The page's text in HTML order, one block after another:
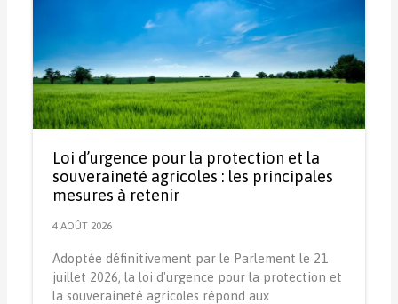
Loi d’urgence pour la protection et la
souveraineté agricoles : les principales
mesures à retenir
4 AOÛT 2026
Adoptée définitivement par le Parlement le 21
juillet 2026, la loi d'urgence pour la protection et
la souveraineté agricoles répond aux